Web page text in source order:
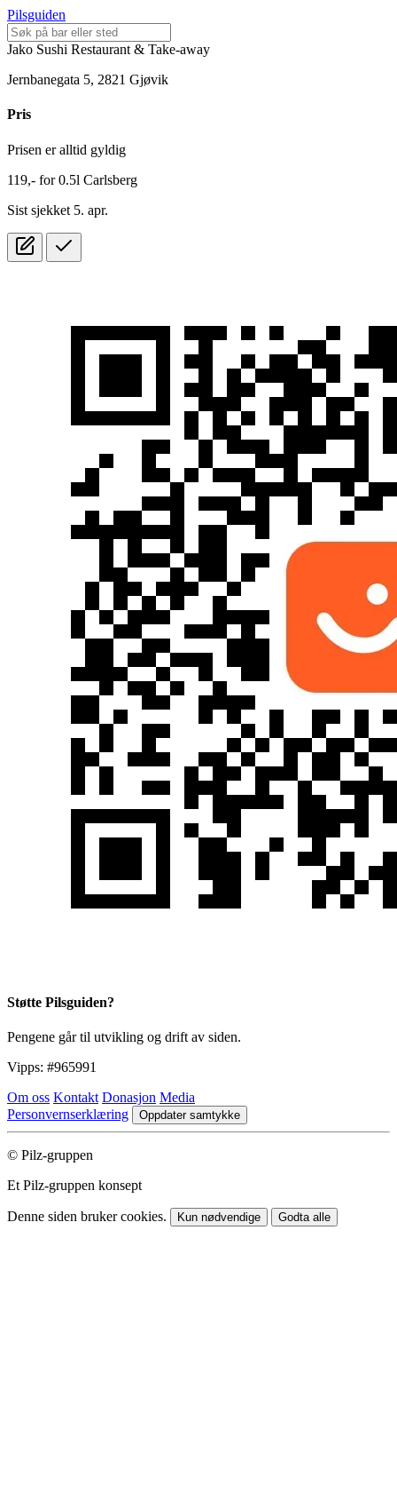
Pilsguiden
Jako Sushi Restaurant & Take-away
Jernbanegata 5, 2821 Gjøvik
Pris
Prisen er alltid gyldig
119,- for0.5l Carlsberg
Sist sjekket 5. apr.
Støtte Pilsguiden?
Pengene går til utvikling og drift av siden.
Vipps: #965991
Om oss Kontakt Donasjon Media
Personvernserklæring
Oppdater samtykke
© Pilz-gruppen
Et Pilz-gruppen konsept
Denne siden bruker cookies. Kun nødvendige Godta alle